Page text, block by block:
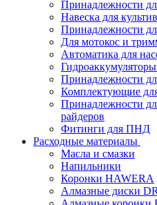
Принадлежности
Навеска для
Принадлежности
Для мотокос и
Автоматика для
Принадлежности
Комплектующие
Принадлежности
райдеров
Фитинги для ПНД
Расходные материалы
Масла и смазки
Напильники
Коронки HAWERA
Алмазные диски